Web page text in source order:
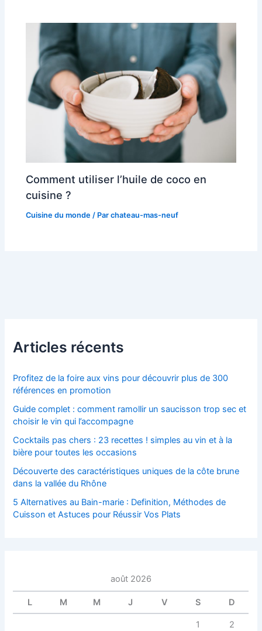
Comment utiliser l’huile de coco en
cuisine ?
Cuisine du monde / Parchateau-mas-neuf
Articles récents
Profitez de la foire aux vins pour découvrir plus de 300
références en promotion
Guide complet : comment ramollir un saucisson trop sec et
choisir le vin qui l’accompagne
Cocktails pas chers : 23 recettes ! simples au vin et à la
bière pour toutes les occasions
Découverte des caractéristiques uniques de la côte brune
dans la vallée du Rhône
5 Alternatives au Bain-marie : Definition, Méthodes de
Cuisson et Astuces pour Réussir Vos Plats
août 2026
L M M J V S D
1
2